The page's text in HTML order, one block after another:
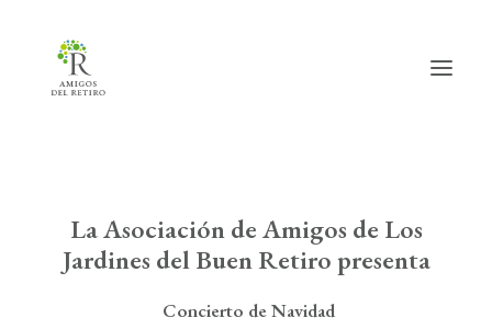
Inicio
Hazte amig@
Actividades
La Asociación de Amigos de Los
Jardines del Buen Retiro presenta
Concierto de Navidad